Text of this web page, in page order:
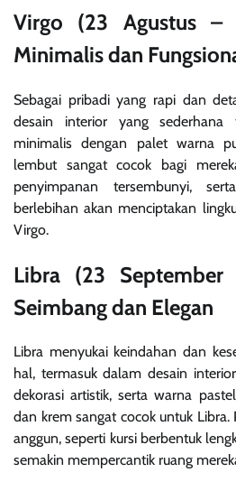
Virgo (23 Agustus –
Minimalis dan
Sebagai pribadi yang rapi dan
desain interior yang sederhana
minimalis dengan palet warna
lembut sangat cocok bagi
penyimpanan tersembunyi,
berlebihan akan menciptakan
Virgo.
Libra (23
Seimbang dan Elegan
Libra menyukai keindahan dan
hal, termasuk dalam desain
dekorasi artistik, serta warna
dan krem sangat cocok untuk Libra.
anggun, seperti kursi berbentuk
semakin mempercantik ruang